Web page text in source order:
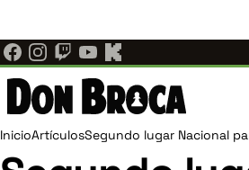
al
contenido
principal
Ruta
InicioArtículosSegundo lugar Nacional